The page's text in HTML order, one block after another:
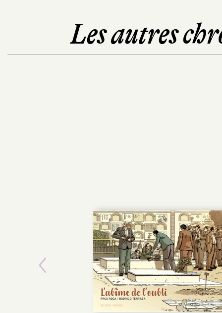
Les autres
Previous